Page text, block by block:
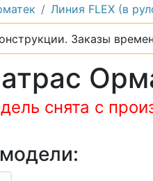
Линия FLEX (в
Заказы
снята с